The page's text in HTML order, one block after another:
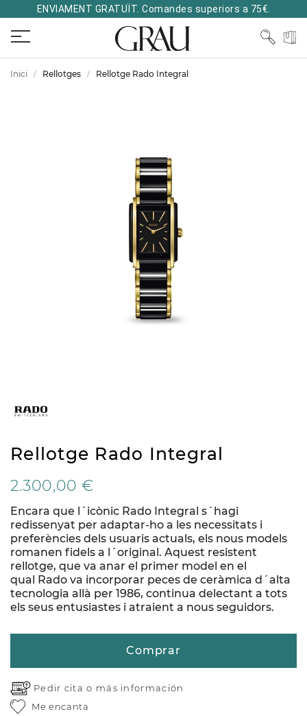
ENVIAMENT GRATUÏT. Comandes superiors a 75€.
Inici Rellotges Rellotge Rado Integral
Rellotge Rado Integral
2.300,00 €
Encara que l´icònic Rado Integral s´hagi
redissenyat per adaptar-ho a les necessitats i
preferències dels usuaris actuals, els nous models
romanen fidels a l´original. Aquest resistent
rellotge, que va anar el primer model en el
qual Rado va incorporar peces de ceràmica d´alta
tecnologia allà per 1986, continua delectant a tots
els seus entusiastes i atraient a nous seguidors.
Comprar
Pedir cita o más información
Me encanta